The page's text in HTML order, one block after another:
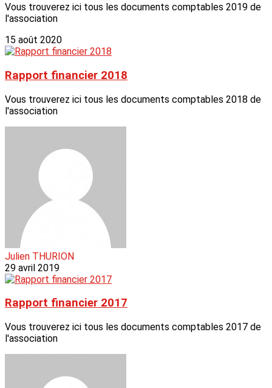
Vous trouverez ici tous les documents comptables 2019 de
l'association
15 août 2020
Rapport financier 2018
Vous trouverez ici tous les documents comptables 2018 de
l'association
Julien THURION
29 avril 2019
Rapport financier 2017
Vous trouverez ici tous les documents comptables 2017 de
l'association